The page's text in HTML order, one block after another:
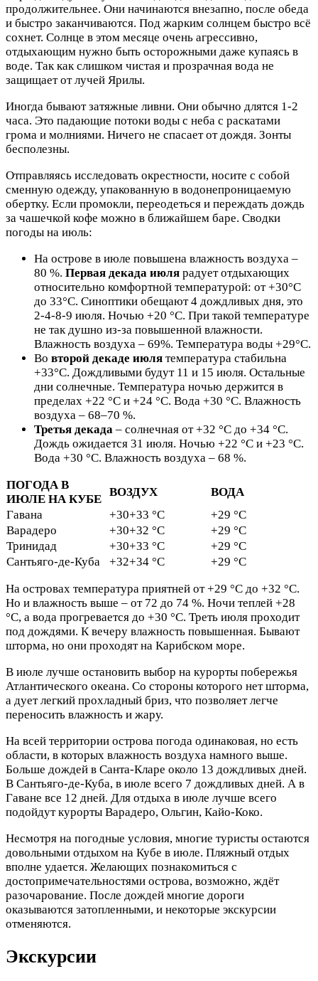
продолжительнее. Они начинаются внезапно, после обеда
и быстро заканчиваются. Под жарким солнцем быстро всё
сохнет. Солнце в этом месяце очень агрессивно,
отдыхающим нужно быть осторожными даже купаясь в
воде. Так как слишком чистая и прозрачная вода не
защищает от лучей Ярилы.
Иногда бывают затяжные ливни. Они обычно длятся 1-2
часа. Это падающие потоки воды с неба с раскатами
грома и молниями. Ничего не спасает от дождя. Зонты
бесполезны.
Отправляясь исследовать окрестности, носите с собой
сменную одежду, упакованную в водонепроницаемую
обертку. Если промокли, переодеться и переждать дождь
за чашечкой кофе можно в ближайшем баре. Сводки
погоды на июль:
На острове в июле повышена влажность воздуха –
80 %. Первая декада июля радует отдыхающих
относительно комфортной температурой: от +30°С
до 33°С. Синоптики обещают 4 дождливых дня, это
2-4-8-9 июля. Ночью +20 °С. При такой температуре
не так душно из-за повышенной влажности.
Влажность воздуха – 69%. Температура воды +29°С.
Во второй декаде июля температура стабильна
+33°С. Дождливыми будут 11 и 15 июля. Остальные
дни солнечные. Температура ночью держится в
пределах +22 °С и +24 °С. Вода +30 °С. Влажность
воздуха – 68–70 %.
Третья декада – солнечная от +32 °С до +34 °С.
Дождь ожидается 31 июля. Ночью +22 °С и +23 °С.
Вода +30 °С. Влажность воздуха – 68 %.
ПОГОДА В
ИЮЛЕ НА КУБЕ
ВОЗДУХ
ВОДА
Гавана
+30+33 °C
+29 °C
Варадеро
+30+32 °C
+29 °C
Тринидад
+30+33 °C
+29 °C
Сантьяго-де-Куба
+32+34 °C
+29 °C
На островах температура приятней от +29 °С до +32 °С.
Но и влажность выше – от 72 до 74 %. Ночи теплей +28
°С, а вода прогревается до +30 °С. Треть июля проходит
под дождями. К вечеру влажность повышенная. Бывают
шторма, но они проходят на Карибском море.
В июле лучше остановить выбор на курорты побережья
Атлантического океана. Со стороны которого нет шторма,
а дует легкий прохладный бриз, что позволяет легче
переносить влажность и жару.
На всей территории острова погода одинаковая, но есть
области, в которых влажность воздуха намного выше.
Больше дождей в Санта-Кларе около 13 дождливых дней.
В Сантьяго-де-Куба, в июле всего 7 дождливых дней. А в
Гаване все 12 дней. Для отдыха в июле лучше всего
подойдут курорты Варадеро, Ольгин, Кайо-Коко.
Несмотря на погодные условия, многие туристы остаются
довольными отдыхом на Кубе в июле. Пляжный отдых
вполне удается. Желающих познакомиться с
достопримечательностями острова, возможно, ждёт
разочарование. После дождей многие дороги
оказываются затопленными, и некоторые экскурсии
отменяются.
Экскурсии